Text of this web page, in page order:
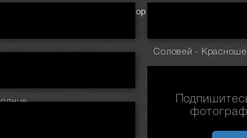
Тришин Виктор
Соловей -
«Горе! Горе! Крокодил Солнце в небе проглотил!»